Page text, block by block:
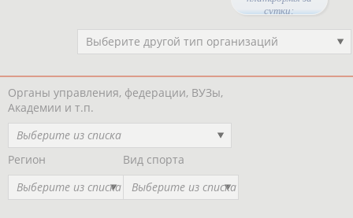
сутки:
Выберите другой тип организаций
Органы управления, федерации, ВУЗы,
Академии и т.п.
Выберите из списка
Регион
Выберите из списка
Вид спорта
Выберите из списка